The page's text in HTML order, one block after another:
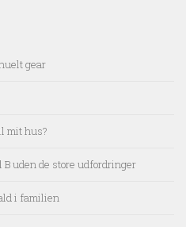
gear
mit hus?
uden de store udfordringer
i familien